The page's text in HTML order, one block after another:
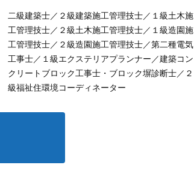
二級建築士／２級建築施工管理技士／１級土木施
工管理技士／２級土木施工管理技士／１級造園施
工管理技士／２級造園施工管理技士／第二種電気
工事士／１級エクステリアプランナー／建築コン
クリートブロック工事士・ブロック塀診断士／２
級福祉住環境コーディネーター